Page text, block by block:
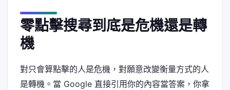
零點擊搜尋到底是危機還是轉
機
對只會算點擊的人是危機，對願意改變衡量方式的人
是轉機。當 Google 直接引用你的內容當答案，你拿